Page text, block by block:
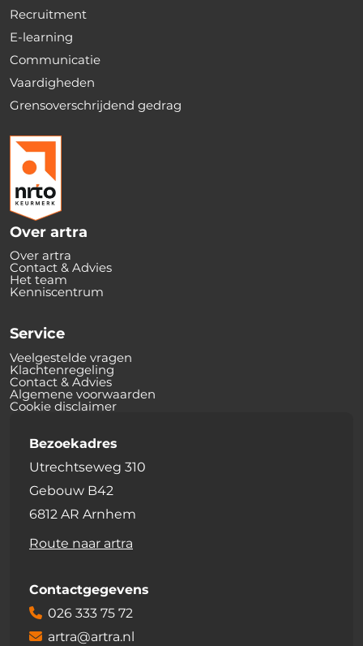
Recruitment
E-learning
Communicatie
Vaardigheden
Grensoverschrijdend gedrag
Over artra
Over artra
Contact & Advies
Het team
Kenniscentrum
Service
Veelgestelde vragen
Klachtenregeling
Contact & Advies
Algemene voorwaarden
Cookie disclaimer
Bezoekadres
Utrechtseweg 310
Gebouw B42
6812 AR Arnhem
Route naar artra
Contactgegevens
026 333 75 72
artra@artra.nl